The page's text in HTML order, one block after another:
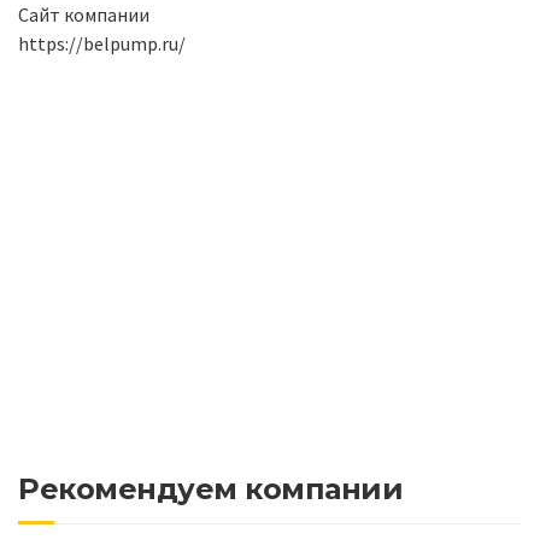
Сайт компании
https://belpump.ru/
Рекомендуем компании